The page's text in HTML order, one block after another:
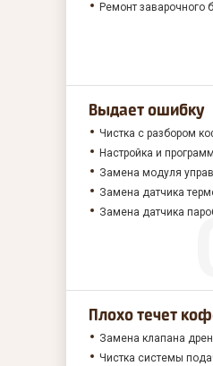
Ремонт заварочного
Выдает ошибку
Чистка с разбором
Настройка и
Замена модуля
Замена датчика
Замена датчика
Плохо течет
Замена клапана
Чистка системы